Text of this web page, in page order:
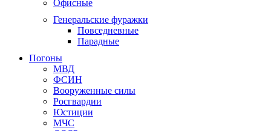
Офисные
Генеральские фуражки
Повседневные
Парадные
Погоны
МВД
ФСИН
Вооруженные силы
Росгвардии
Юстиции
МЧС